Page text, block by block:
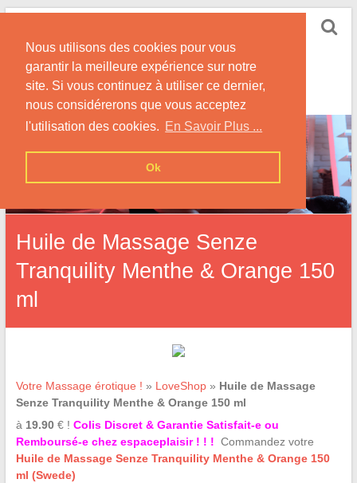
Nous utilisons des cookies pour vous
garantir la meilleure expérience sur notre
site. Si vous continuez à utiliser ce dernier,
nous considérerons que vous acceptez
l'utilisation des cookies. En Savoir Plus ...
Ok
Skip
contentÉrotique
Conseils pour vos Massages érotiques, En Solo ou
en Couple
Huile de Massage Senze
Tranquility Menthe & Orange 150
ml
Votre Massage érotique ! » LoveShop» Huile de Massage
Senze Tranquility Menthe & Orange 150 ml
à 19.90€ ! Colis Discret & Garantie Satisfait-e ou
Remboursé-e chez espaceplaisir ! ! ! Commandez votre
Huile de Massage Senze Tranquility Menthe & Orange 150
ml (Swede)